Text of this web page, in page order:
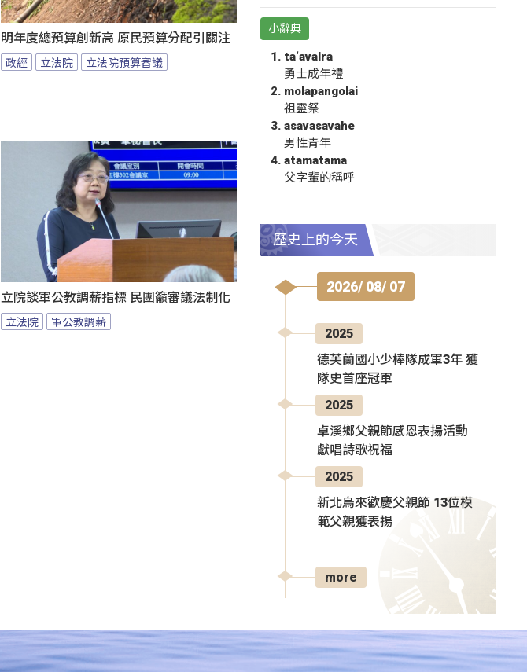
明年度總預算創新高 原民預算分配引關注
政經 立法院 立法院預算審議
立院談軍公教調薪指標 民團籲審議法制化
立法院 軍公教調薪
小辭典
ta‘avalra
勇士成年禮
molapangolai
祖靈祭
asavasavahe
男性青年
atamatama
父字輩的稱呼
歷史上的今天
2026/ 08/ 07
2025
德芙蘭國小少棒隊成軍3年 獲
隊史首座冠軍
2025
卓溪鄉父親節感恩表揚活動
獻唱詩歌祝福
2025
新北烏來歡慶父親節 13位模
範父親獲表揚
more